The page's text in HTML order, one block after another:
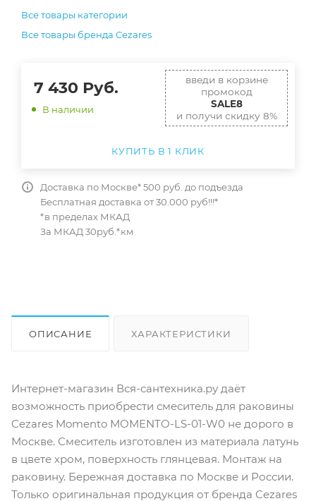
Все товары категории
Все товары бренда Cezares
7 430 Руб.
В наличии
введи в корзине
промокод
SALE8
и получи скидку 8%
КУПИТЬ В 1 КЛИК
Доставка по Москве* 500 руб. до подъезда
Бесплатная доставка от 30.000 руб!!!*
*в пределах МКАД
За МКАД 30руб.*км
ОПИСАНИЕ ХАРАКТЕРИСТИКИ
Интернет-магазин Вся-сантехника.ру даёт
возможность приобрести смеситель для раковины
Cezares Momento MOMENTO-LS-01-W0 не дорого в
Москве. Смеситель изготовлен из материала латунь
в цвете хром, поверхность глянцевая. Монтаж на
раковину. Бережная доставка по Москве и России.
Только оригинальная продукция от бренда Cezares